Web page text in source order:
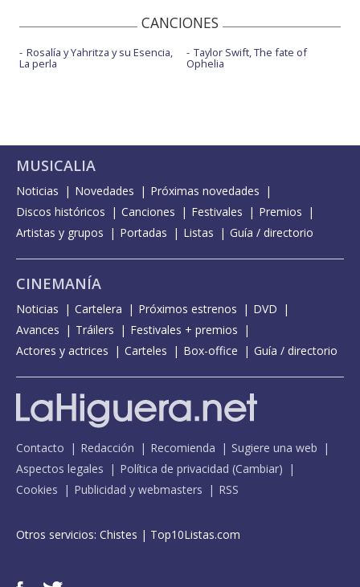
CANCIONES
Rosalía y Yahritza y su Esencia,
La perla
Taylor Swift, The fate of
Ophelia
MUSICALIA
Noticias Novedades
Próximas novedades
Discos históricos
Canciones Festivales
Premios
Artistas y grupos
Portadas Listas Guía / directorio
CINEMANÍA
Noticias Cartelera Próximos estrenos
DVD
Avances
Tráilers
Festivales + premios
Actores y actrices
Carteles Box-office Guía / directorio
Contacto Redacción Recomienda
Sugiere una web
Aspectos legales
Política de privacidad (Cambiar)
Cookies
Publicidad y webmasters RSS
Otros servicios: Chistes | Top10Listas.com